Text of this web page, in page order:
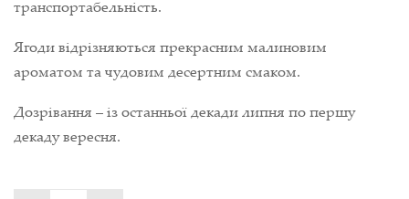
транспортабельність.
Ягоди відрізняються прекрасним малиновим
ароматом та чудовим десертним смаком.
Дозрівання – із останньої декади липня по першу
декаду вересня.